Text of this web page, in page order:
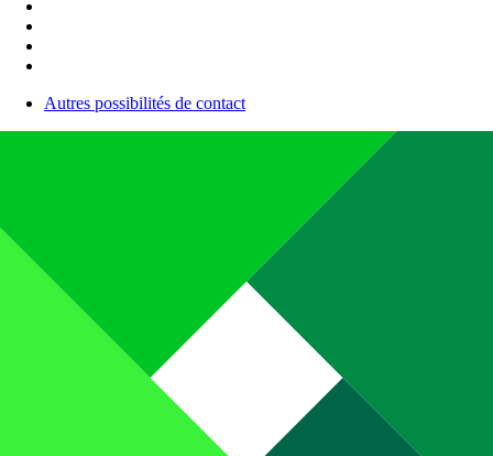
Autres possibilités de contact